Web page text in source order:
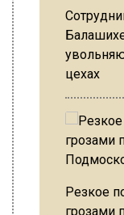
цехах
Резкое
грозами